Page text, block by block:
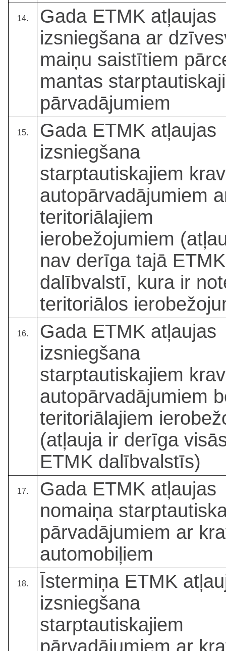
14.
Gada ETMK atļaujas
izsniegšana ar
maiņu saistītiem
mantas
pārvadājumiem
15.
Gada ETMK atļaujas
izsniegšana
starptautiskajiem
autopārvadājumiem
teritoriālajiem
ierobežojumiem
nav derīga tajā ETMK
dalībvalstī, kura ir
teritoriālos
16.
Gada ETMK atļaujas
izsniegšana
starptautiskajiem
autopārvadājumiem
teritoriālajiem
(atļauja ir derīga
ETMK dalībvalstīs)
17.
Gada ETMK atļaujas
nomaiņa
pārvadājumiem ar
automobiļiem
18.
Īstermiņa ETMK
izsniegšana
starptautiskajiem
pārvadājumiem ar